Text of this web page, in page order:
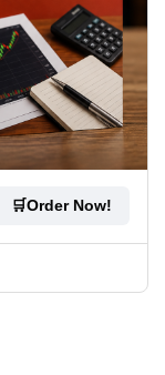
🛒Order Now!